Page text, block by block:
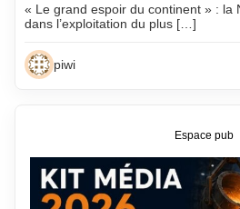
« Le grand espoir du continent » : la
dans l’exploitation du plus […]
piwi
Espace pub